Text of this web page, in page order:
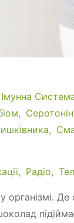
Імунна
Серотонін
Радіо
Де